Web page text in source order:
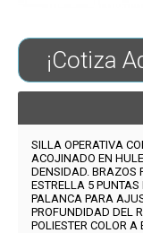
¡Cotiza
SILLA OPERATIVA
ACOJINADO EN
DENSIDAD. BRAZOS
ESTRELLA 5
PALANCA PARA
PROFUNDIDAD DEL
POLIESTER COLOR A